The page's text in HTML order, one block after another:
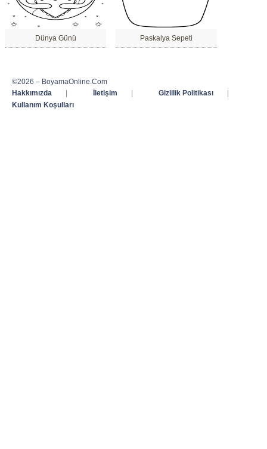
Dünya Günü Paskalya Sepeti
©2026 – BoyamaOnline.Com
Hakkımızda
İletişim Gizlilik Politikası
Kullanım Koşulları